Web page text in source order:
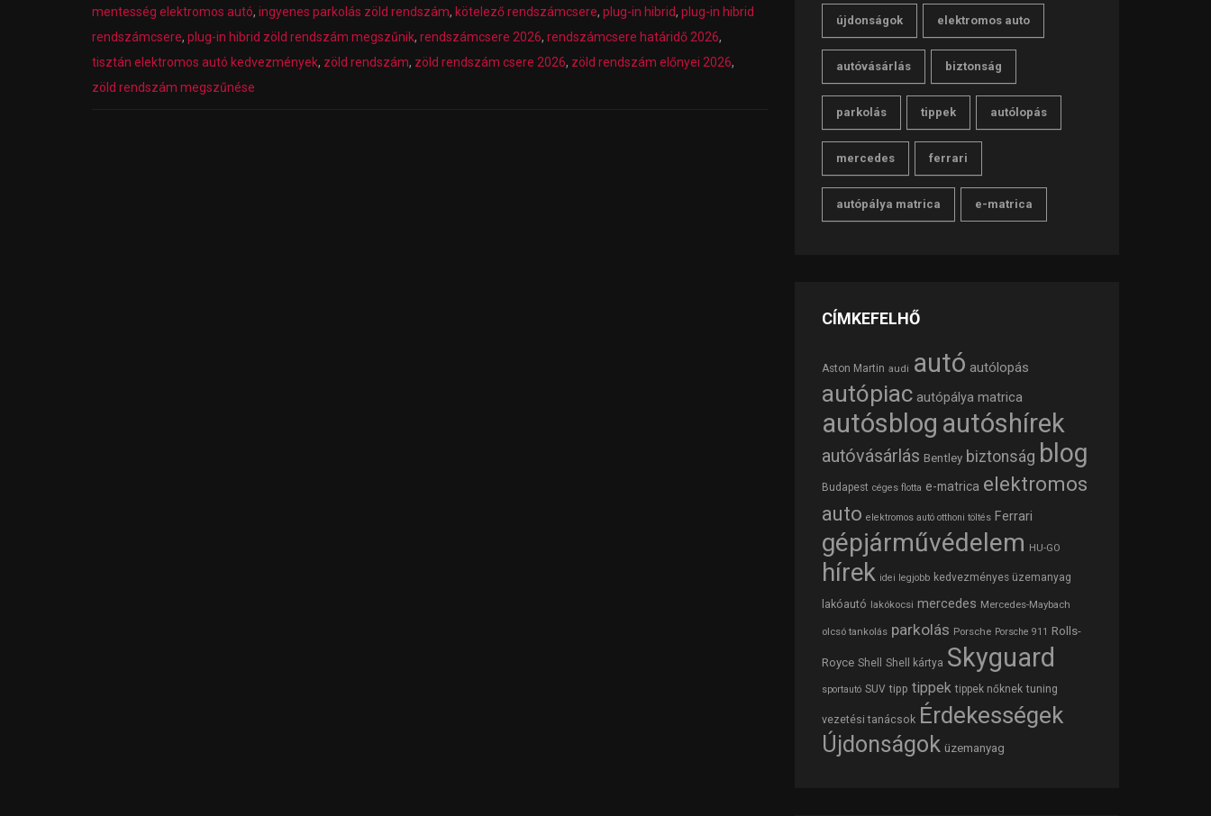
mentesség elektromos autó, ingyenes parkolás zöld rendszám, kötelező rendszámcsere, plug-in hibrid, plug-in hibrid
rendszámcsere, plug-in hibrid zöld rendszám megszűnik, rendszámcsere 2026, rendszámcsere határidő 2026,
tisztán elektromos autó kedvezmények, zöld rendszám, zöld rendszám csere 2026, zöld rendszám előnyei 2026,
zöld rendszám megszűnése
újdonságok elektromos auto
autóvásárlás biztonság
parkolás tippek autólopás
mercedes ferrari
autópálya matrica e-matrica
CÍMKEFELHŐ
Aston Martin audi autó autólopás
autópiac autópálya matrica
autósblog autóshírek
autóvásárlás Bentley biztonság blog
Budapest céges flotta e-matrica elektromos
auto elektromos autó otthoni töltés Ferrari
gépjárművédelem HU-GO
hírek idei legjobb kedvezményes üzemanyag
lakóautó lakókocsi mercedes Mercedes-Maybach
olcsó tankolás parkolás Porsche Porsche 911 Rolls-
Royce Shell Shell kártya Skyguard
sportautó SUV tipp tippek tippek nőknek tuning
vezetési tanácsok Érdekességek
Újdonságok üzemanyag